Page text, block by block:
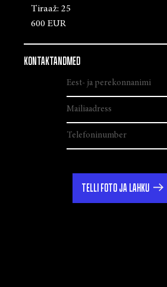
Tiraaž: 25
600 EUR
KONTAKTANDMED
TELLI FOTO JA LAHKU